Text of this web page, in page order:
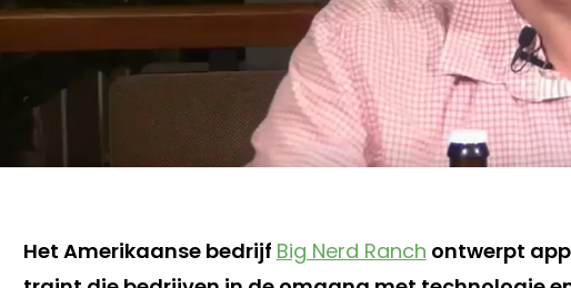
Het Amerikaanse bedrijf Big Nerd Ranch ontwerpt